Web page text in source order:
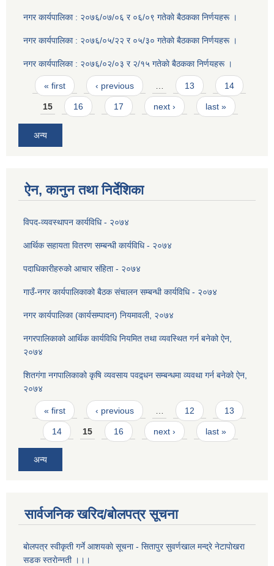
नगर कार्यपालिका : २०७६/०७/०६ र ०६/०९ गतेकाे बैठकका निर्णयहरू ।
नगर कार्यपालिका : २०७६/०५/२२ र ०५/३० गतेकाे बैठकका निर्णयहरू ।
नगर कार्यपालिका : २०७६/०२/०३ र २/१५ गतेकाे बैठकका निर्णयहरू ।
Pages
« first ‹ previous … 13 14
15 16 17 next › last »
अन्य
ऐन, कानुन तथा निर्देशिका
विपद-व्यवस्थापन कार्यविधि - २०७४
आर्थिक सहायता वितरण सम्बन्धी कार्यविधि - २०७४
पदाधिकारीहरुको आचार संहिता - २०७४
गाउँ-नगर कार्यपालिकाको बैठक संचालन सम्बन्धी कार्यविधि - २०७४
नगर कार्यपालिका (कार्यसम्पादन) नियमावली, २०७४
नगरपालिकाको आर्थिक कार्यविधि नियमित तथा व्यवस्थित गर्न बनेको ऐन,
२०७४
शितगंगा नगपालिकाको कृषि व्यवसाय पवद्र्धन सम्बन्धमा व्यवथा गर्न बनेको ऐन,
२०७४
Pages
« first ‹ previous 12 13
14 15 16 next › last »
अन्य
सार्वजनिक खरिद/बोलपत्र सूचना
बाेलपत्र स्वीकृती गर्ने आशयकाे सूचना - सितापुर सुवर्णखाल मन्द्रे नेटापाेखरा
सडक स्तराेन्नती ।।।